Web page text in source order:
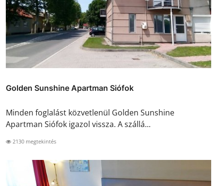
Golden Sunshine Apartman Siófok
Minden foglalást közvetlenül Golden Sunshine
Apartman Siófok igazol vissza. A szállá...
2130 megtekintés